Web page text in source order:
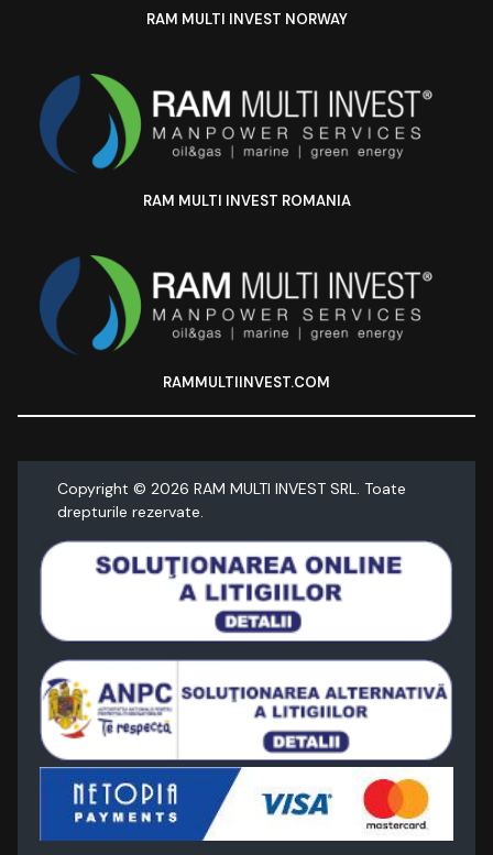
RAM MULTI INVEST NORWAY
RAM MULTI INVEST ROMANIA
RAMMULTIINVEST.COM
Copyright © 2026 RAM MULTI INVEST SRL. Toate
drepturile rezervate.